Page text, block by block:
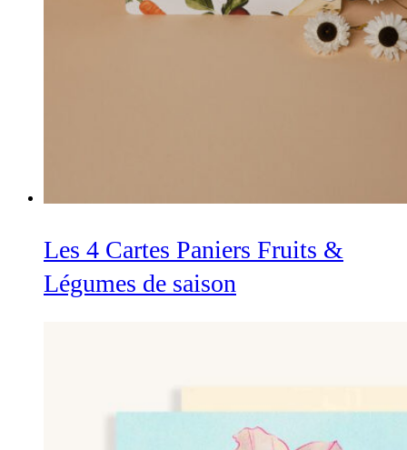
Les 4 Cartes Paniers Fruits &
Légumes de saison